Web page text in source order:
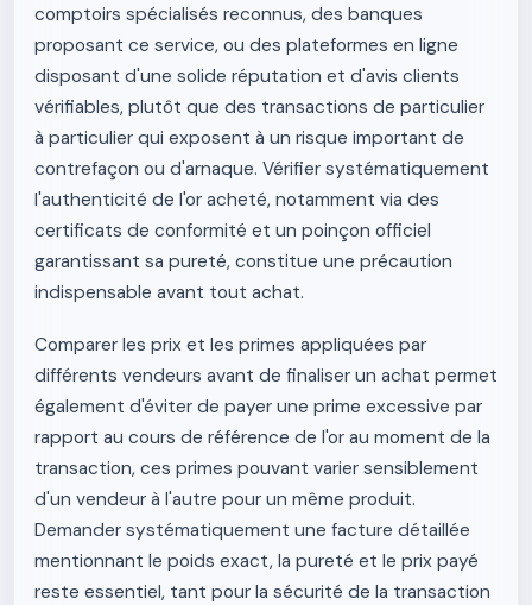
comptoirs spécialisés reconnus, des banques
proposant ce service, ou des plateformes en ligne
disposant d'une solide réputation et d'avis clients
vérifiables, plutôt que des transactions de particulier
à particulier qui exposent à un risque important de
contrefaçon ou d'arnaque. Vérifier systématiquement
l'authenticité de l'or acheté, notamment via des
certificats de conformité et un poinçon officiel
garantissant sa pureté, constitue une précaution
indispensable avant tout achat.
Comparer les prix et les primes appliquées par
différents vendeurs avant de finaliser un achat permet
également d'éviter de payer une prime excessive par
rapport au cours de référence de l'or au moment de la
transaction, ces primes pouvant varier sensiblement
d'un vendeur à l'autre pour un même produit.
Demander systématiquement une facture détaillée
mentionnant le poids exact, la pureté et le prix payé
reste essentiel, tant pour la sécurité de la transaction